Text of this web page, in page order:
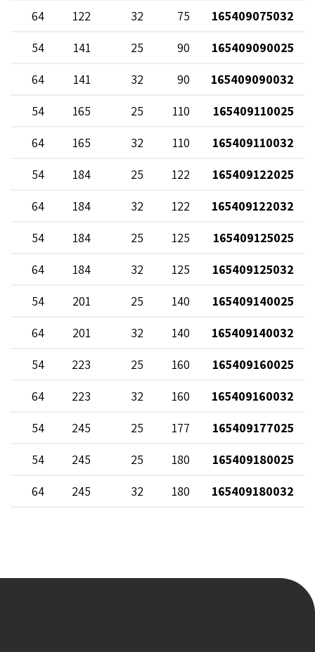
165409075032
75
32
122
64
165409090025
90
25
141
54
165409090032
90
32
141
64
165409110025
110
25
165
54
165409110032
110
32
165
64
165409122025
122
25
184
54
165409122032
122
32
184
64
165409125025
125
25
184
54
165409125032
125
32
184
64
165409140025
140
25
201
54
165409140032
140
32
201
64
165409160025
160
25
223
54
165409160032
160
32
223
64
165409177025
177
25
245
54
165409180025
180
25
245
54
165409180032
180
32
245
64